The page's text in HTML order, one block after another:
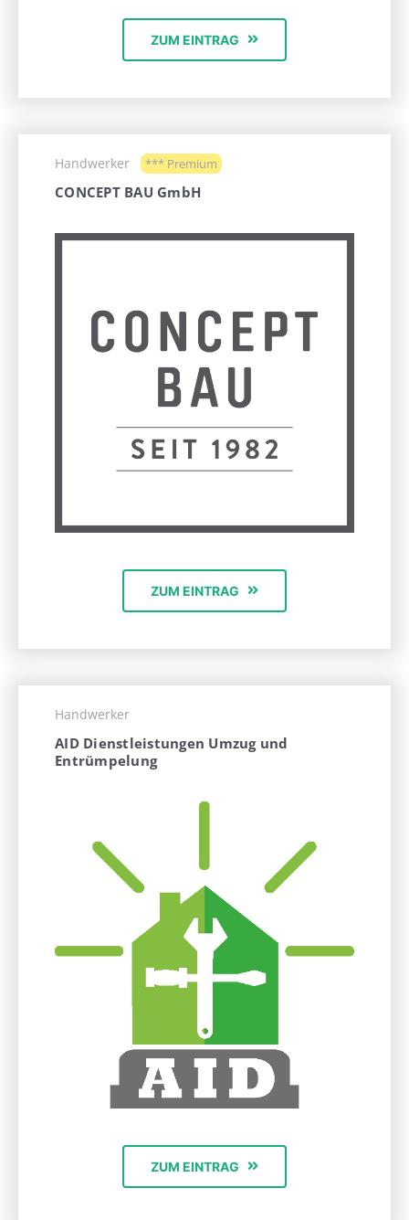
ZUM EINTRAG
Handwerker *** Premium
CONCEPT BAU GmbH
ZUM EINTRAG
Handwerker
AID Dienstleistungen Umzug und
Entrümpelung
ZUM EINTRAG